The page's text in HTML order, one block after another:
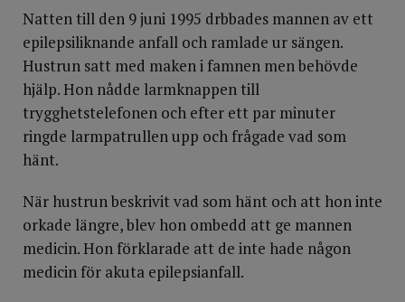
Natten till den 9 juni 1995 drbbades mannen av ett
epilepsiliknande anfall och ramlade ur sängen.
Hustrun satt med maken i famnen men behövde
hjälp. Hon nådde larmknappen till
trygghetstelefonen och efter ett par minuter
ringde larmpatrullen upp och frågade vad som
hänt.
När hustrun beskrivit vad som hänt och att hon inte
orkade längre, blev hon ombedd att ge mannen
medicin. Hon förklarade att de inte hade någon
medicin för akuta epilepsianfall.